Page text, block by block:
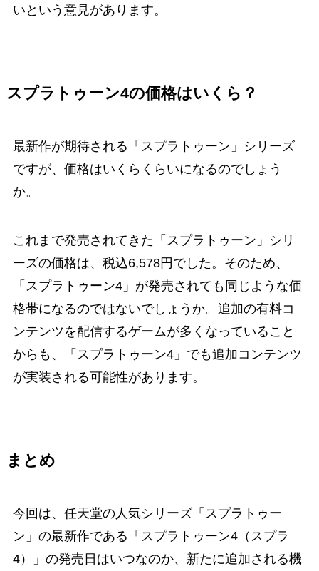
いという意見があります。
スプラトゥーン4の価格はいくら？
最新作が期待される「スプラトゥーン」シリーズ
ですが、価格はいくらくらいになるのでしょう
か。
これまで発売されてきた「スプラトゥーン」シリ
ーズの価格は、税込6,578円でした。そのため、
「スプラトゥーン4」が発売されても同じような価
格帯になるのではないでしょうか。追加の有料コ
ンテンツを配信するゲームが多くなっていること
からも、「スプラトゥーン4」でも追加コンテンツ
が実装される可能性があります。
まとめ
今回は、任天堂の人気シリーズ「スプラトゥー
ン」の最新作である「スプラトゥーン4（スプラ
4）」の発売日はいつなのか、新たに追加される機